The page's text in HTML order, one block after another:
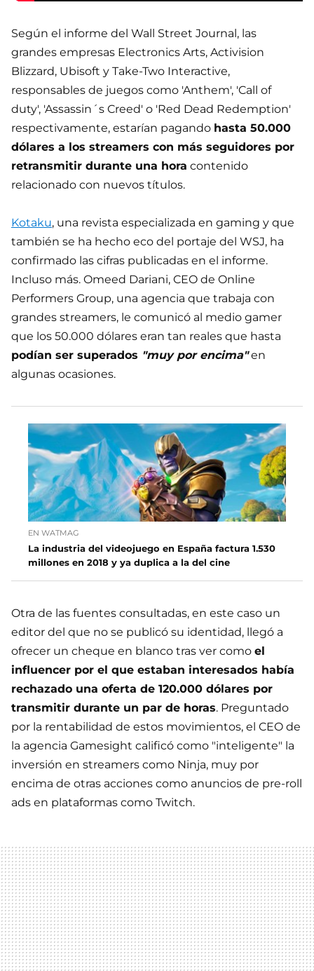
Según el informe del Wall Street Journal, las
grandes empresas Electronics Arts, Activision
Blizzard, Ubisoft y Take-Two Interactive,
responsables de juegos como 'Anthem', 'Call of
duty', 'Assassin´s Creed' o 'Red Dead Redemption'
respectivamente, estarían pagando hasta 50.000
dólares a los streamers con más seguidores por
retransmitir durante una hora contenido
relacionado con nuevos títulos.
Kotaku, una revista especializada en gaming y que
también se ha hecho eco del portaje del WSJ, ha
confirmado las cifras publicadas en el informe.
Incluso más. Omeed Dariani, CEO de Online
Performers Group, una agencia que trabaja con
grandes streamers, le comunicó al medio gamer
que los 50.000 dólares eran tan reales que hasta
podían ser superados "muy por encima"en
algunas ocasiones.
EN WATMAG
La industria del videojuego en España factura 1.530
millones en 2018 y ya duplica a la del cine
Otra de las fuentes consultadas, en este caso un
editor del que no se publicó su identidad, llegó a
ofrecer un cheque en blanco tras ver como el
influencer por el que estaban interesados había
rechazado una oferta de 120.000 dólares por
transmitir durante un par de horas. Preguntado
por la rentabilidad de estos movimientos, el CEO de
la agencia Gamesight calificó como "inteligente" la
inversión en streamers como Ninja, muy por
encima de otras acciones como anuncios de pre-roll
ads en plataformas como Twitch.